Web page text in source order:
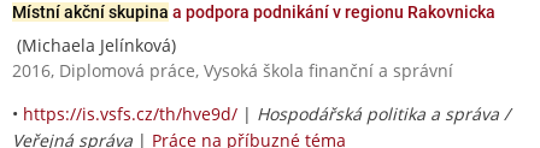
Místní akční skupina a podpora podnikání v regionu Rakovnicka
(Michaela Jelínková)
2016, Diplomová práce, Vysoká škola finanční a správní
• https://is.vsfs.cz/th/hve9d/ | Hospodářská politika a správa /
Veřejná správa | Práce na příbuzné téma